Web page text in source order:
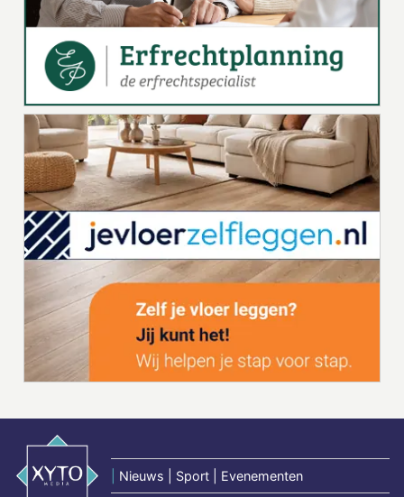
Nieuws | Sport | Evenementen